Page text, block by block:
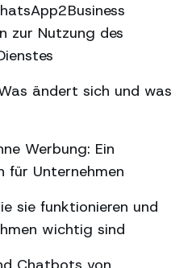
zur Nutzung des
ändert sich und was
Werbung: Ein
für Unternehmen
sie funktionieren und
wichtig sind